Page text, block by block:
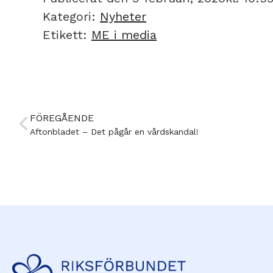
Kategori: Nyheter
Etikett: ME i media
FÖREGÅENDE
Aftonbladet – Det pågår en vårdskandal!